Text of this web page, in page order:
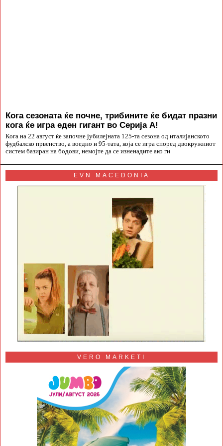
Кога сезоната ќе почне, трибините ќе бидат празни
кога ќе игра еден гигант во Серија А!
Кога на 22 август ќе започне јубилејната 125-та сезона од италијанското
фудбалско првенство, а воедно и 95-тата, која се игра според двокружниот
систем базиран на бодови, немојте да се изненадите ако ги
EVN MACEDONIA
VERO MARKETI